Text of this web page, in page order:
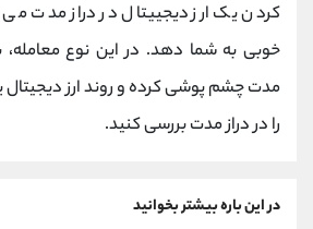
کردن یک ارز دیجییتال در دراز مدت می
خوبی به شما دهد. در این نوع معامله،
مدت چشم پوشی کرده و روند ارز دیجیتال
را در دراز مدت بررسی کنید.
در این باره بیشتر بخوانید